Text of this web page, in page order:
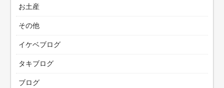
お土産
その他
イケベブログ
タキブログ
ブログ